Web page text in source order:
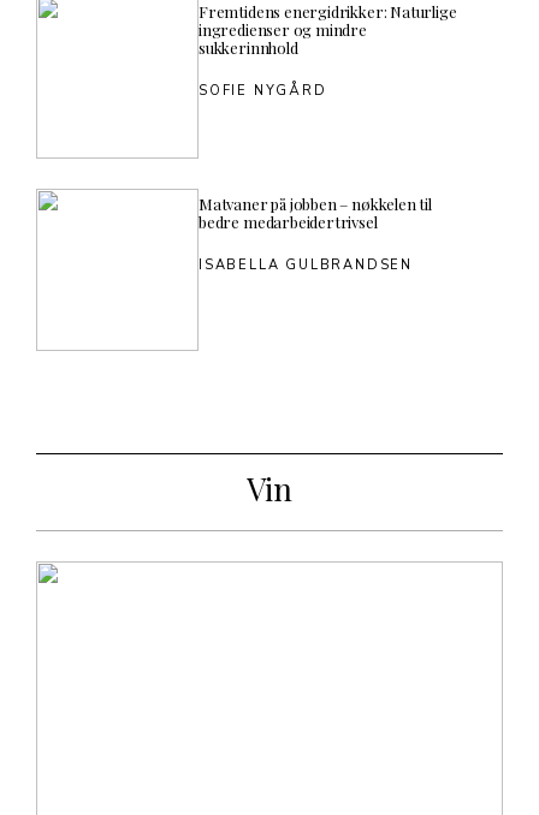
Fremtidens energidrikker: Naturlige
ingredienser og mindre
sukkerinnhold
SOFIE NYGÅRD
Matvaner på jobben – nøkkelen til
bedre medarbeidertrivsel
ISABELLA GULBRANDSEN
Vin